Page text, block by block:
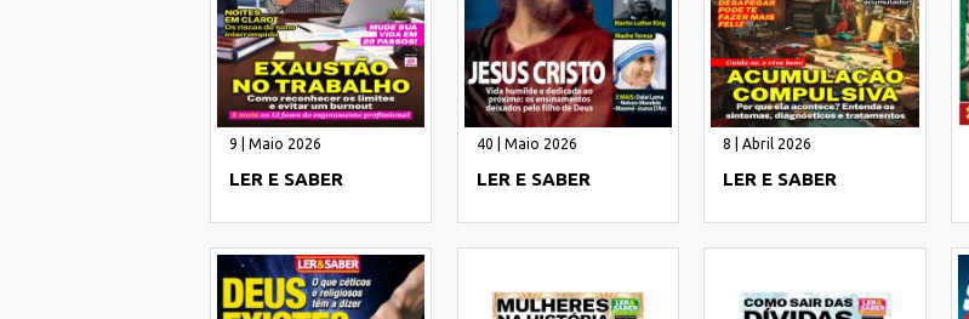
9 | Maio 2026
LER E SABER
40 | Maio 2026
LER E SABER
8 | Abril 2026
LER E SABER